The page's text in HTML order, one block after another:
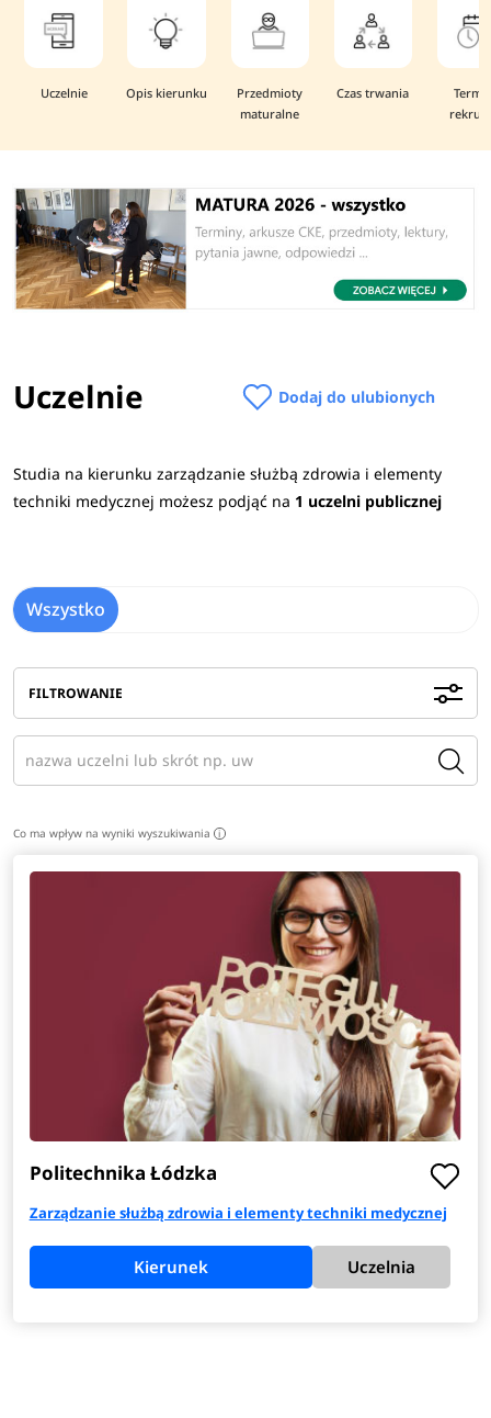
Uczelnie Opis kierunku
Przedmioty
maturalne
Czas trwania
Uczelnie Dodaj do ulubionych
Studia na kierunku zarządzanie służbą zdrowia i elementy
techniki medycznej możesz podjąć na 1 uczelni publicznej
Wszystko
FILTROWANIE
Co ma wpływ na wyniki wyszukiwania i
Politechnika Łódzka
Zarządzanie służbą zdrowia i elementy techniki medycznej
Kierunek Uczelnia